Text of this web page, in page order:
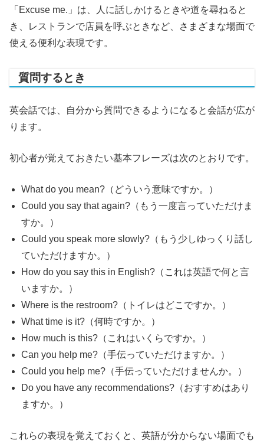
「Excuse me.」は、人に話しかけるときや道を尋ねると
き、レストランで店員を呼ぶときなど、さまざまな場面で
使える便利な表現です。
質問するとき
英会話では、自分から質問できるようになると会話が広が
ります。
初心者が覚えておきたい基本フレーズは次のとおりです。
What do you mean?（どういう意味ですか。）
Could you say that again?（もう一度言っていただけま
すか。）
Could you speak more slowly?（もう少しゆっくり話し
ていただけますか。）
How do you say this in English?（これは英語で何と言
いますか。）
Where is the restroom?（トイレはどこですか。）
What time is it?（何時ですか。）
How much is this?（これはいくらですか。）
Can you help me?（手伝っていただけますか。）
Could you help me?（手伝っていただけませんか。）
Do you have any recommendations?（おすすめはあり
ますか。）
これらの表現を覚えておくと、英語が分からない場面でも